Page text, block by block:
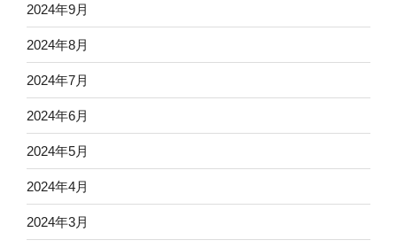
2024年9月
2024年8月
2024年7月
2024年6月
2024年5月
2024年4月
2024年3月